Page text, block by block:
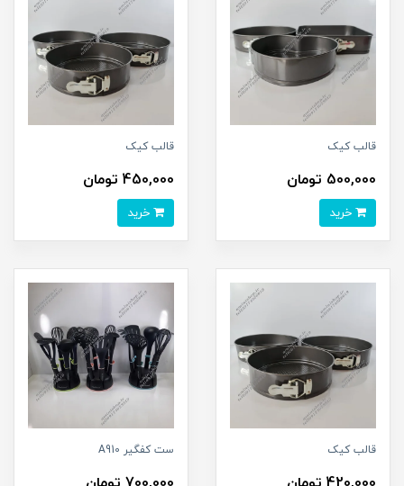
قالب کیک
500,000 تومان
قالب کیک
450,000 تومان
قالب کیک ست کفگیر A910